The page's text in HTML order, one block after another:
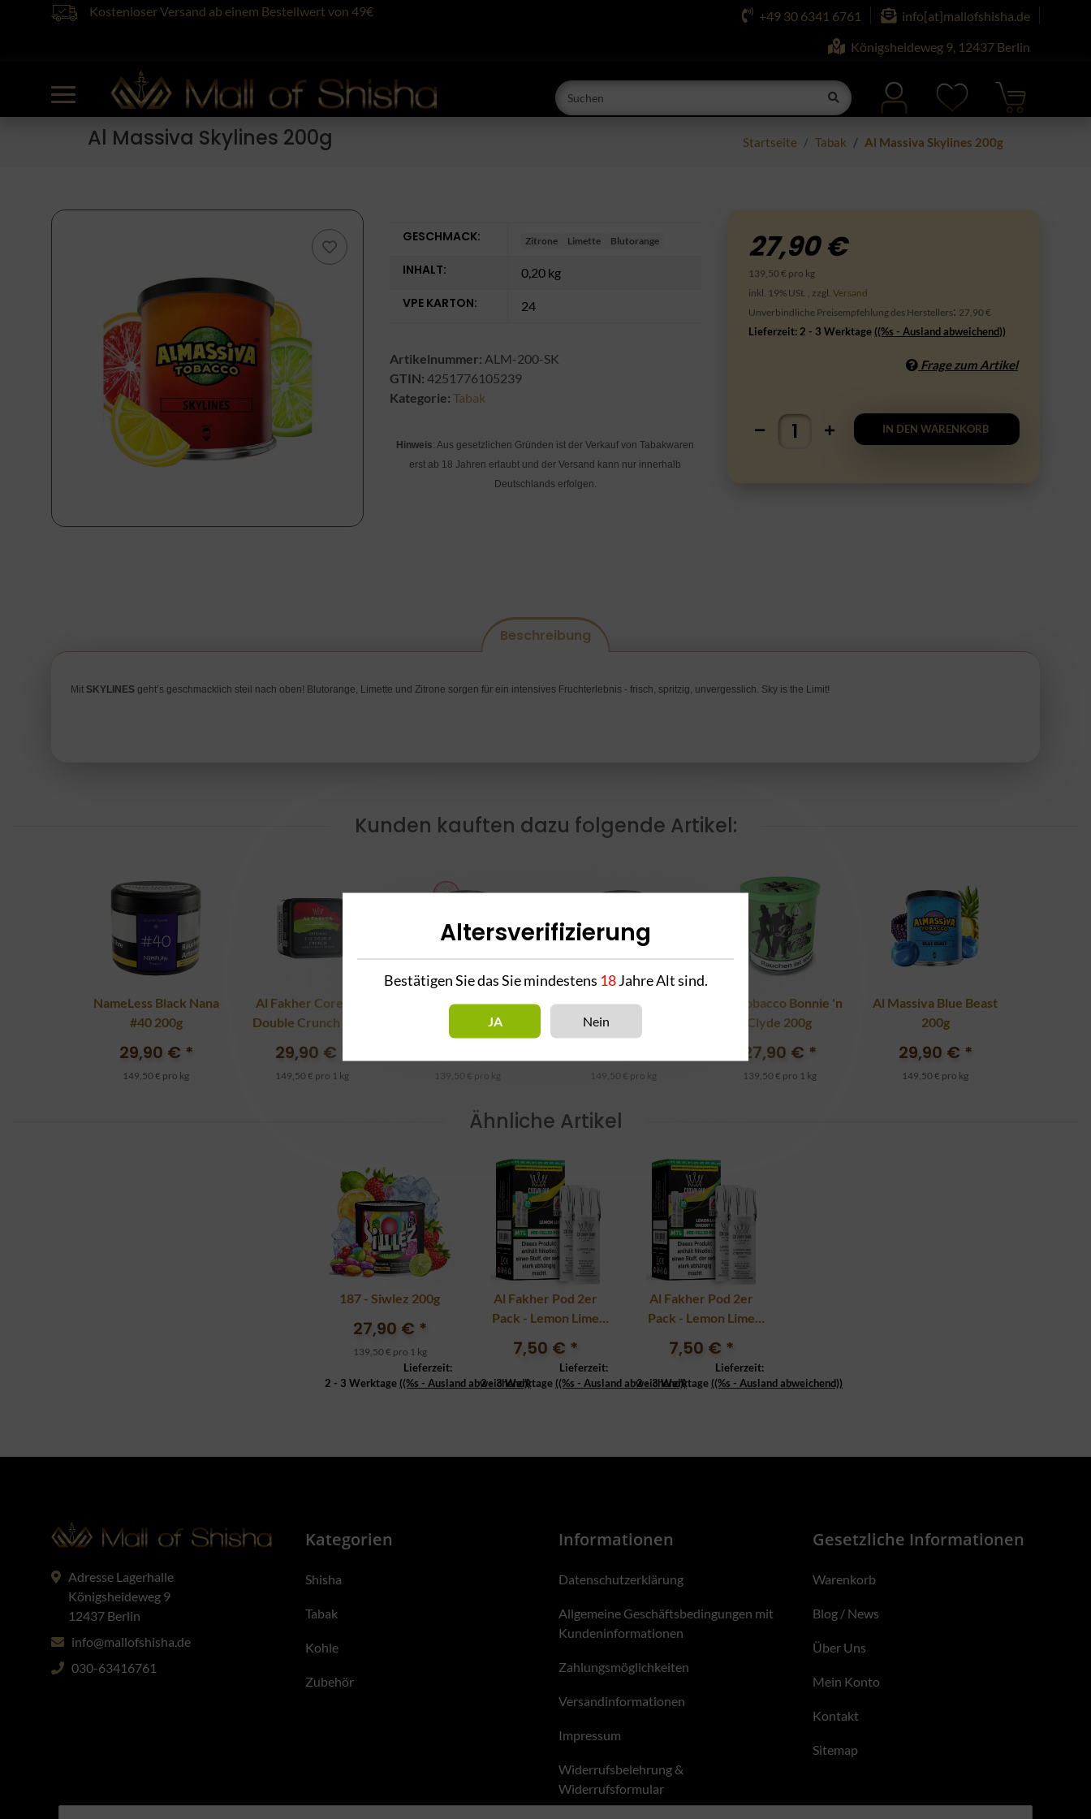
Kostenloser Versand ab einem Bestellwert von 49€ +49 30 6341 6761
info[at]mallofshisha.de
Königsheideweg 9, 12437 Berlin
Al Massiva Skylines 200g Startseite Tabak Al Massiva Skylines 200g
GESCHMACK: Zitrone Limette Blutorange
INHALT: 0,20 kg
VPE KARTON: 24
Artikelnummer: ALM-200-SK
GTIN: 4251776105239
Kategorie: Tabak
Hinweis: Aus gesetzlichen Gründen ist der Verkauf von Tabakwaren
erst ab 18 Jahren erlaubt und der Versand kann nur innerhalb
Deutschlands erfolgen.
27,90 €
139,50 € pro kg
inkl. 19% USt. , zzgl.Versand
Unverbindliche Preisempfehlung des Herstellers: 27,90 €
Lieferzeit: 2 - 3 Werktage ((%s - Ausland abweichend))
Frage zum Artikel
IN DEN WARENKORB
Beschreibung
Mit SKYLINES geht’s geschmacklich steil nach oben! Blutorange, Limette und Zitrone sorgen für ein intensives Fruchterlebnis - frisch, spritzig, unvergesslich. Sky is the Limit!
Kunden kauften dazu folgende Artikel:
NameLess Black Nana
#40 200g
29,90 € *
149,50 € pro kg
Al Fakher Core The
Double Crunch 200g
29,90 €
149,50 € pro 1 kg
Al Massiva
Bruderherz 200g
139,50 € pro kg
Al Massiva Pink King
149,50 € pro kg
O's Tobacco Bonnie 'n
Clyde 200g
27,90 € *
139,50 € pro 1 kg
Al Massiva Blue Beast
200g
29,90 € *
149,50 € pro kg
Ähnliche Artikel
187 - Siwlez 200g
27,90 € *
139,50 € pro 1 kg
Lieferzeit:
2 - 3 Werktage ((%s - Ausland abweichend))
Al Fakher Pod 2er
Pack - Lemon Lime
7,50 € *
Lieferzeit:
2 - 3 Werktage ((%s - Ausland abweichend))
Al Fakher Pod 2er
Pack - Lemon Lime
7,50 € *
Lieferzeit:
2 - 3 Werktage ((%s - Ausland abweichend))
Adresse Lagerhalle
Königsheideweg 9
12437 Berlin
info@mallofshisha.de
030-63416761
Kategorien
Shisha
Tabak
Kohle
Zubehör
Informationen
Datenschutzerklärung
Allgemeine Geschäftsbedingungen mit
Kundeninformationen
Zahlungsmöglichkeiten
Versandinformationen
Impressum
Widerrufsbelehrung &
Widerrufsformular
Gesetzliche Informationen
Warenkorb
Blog / News
Über Uns
Mein Konto
Kontakt
Sitemap
Altersverifizierung
Bestätigen Sie das Sie mindestens 18Jahre Alt sind.
JA Nein